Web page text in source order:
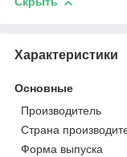
Характеристики
Основные
Производитель
Страна
Форма выпуска